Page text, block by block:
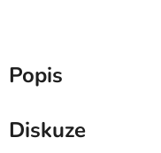
Popis
Diskuze